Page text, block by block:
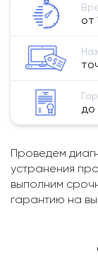
от
до
Проведем
устранения
выполним
гарантию на